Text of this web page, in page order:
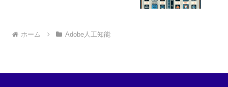
ホーム Adobe人工知能